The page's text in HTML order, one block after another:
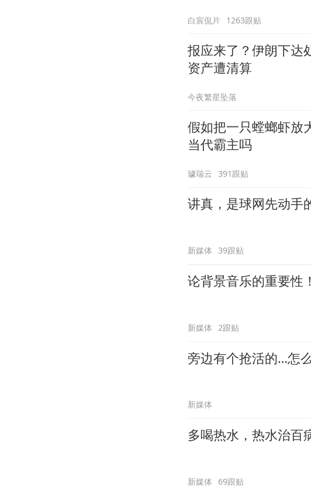
白宸侃片 1263跟贴
报应来了？伊朗下达
资产遭清算
今夜繁星坠落
假如把一只螳螂虾放
当代霸主吗
璩瑞云 391跟贴
讲真，是球网先动手
新媒体 39跟贴
论背景音乐的重要性
新媒体 2跟贴
旁边有个抢活的…怎
新媒体
多喝热水，热水治百
新媒体 69跟贴